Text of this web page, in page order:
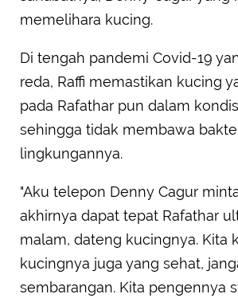
memelihara kucing.
Di tengah pandemi Covid-19
reda, Raffi memastikan kucing
pada Rafathar pun dalam
sehingga tidak membawa
lingkungannya.
"Aku telepon Denny Cagur
akhirnya dapat tepat Rafathar
malam, dateng kucingnya. Kita
kucingnya juga yang sehat,
sembarangan. Kita pengennya